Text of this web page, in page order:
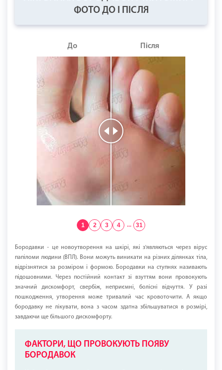
ФОТО ДО І ПІСЛЯ
До Після
1 2 3 4 ... 31
Бородавки - це новоутворення на шкірі, які з'являються через вірус
папіломи людини (ВПЛ). Вони можуть виникати на різних ділянках тіла,
відрізнятися за розміром і формою. Бородавки на ступнях називають
підошовними. Через постійний контакт зі взуттям вони провокують
значний дискомфорт, свербіж, неприємні, болісні відчуття. У разі
пошкодження, утворення може тривалий час кровоточити. А якщо
бородавку не лікувати, вона з часом здатна збільшуватися в розмірі,
завдаючи ще більшого дискомфорту.
ФАКТОРИ, ЩО ПРОВОКУЮТЬ ПОЯВУ
БОРОДАВОК